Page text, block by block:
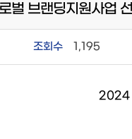
브랜딩지원사업
조회수 1,195
2024